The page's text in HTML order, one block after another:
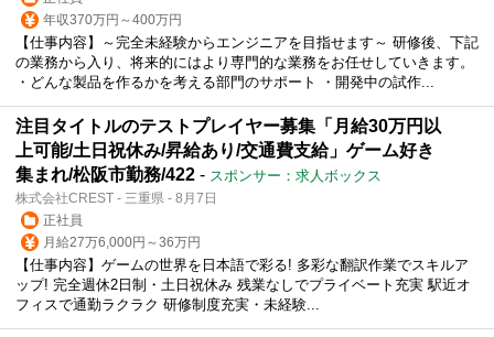
年収370万円～400万円
【仕事内容】～完全未経験からエンジニアを目指せます～ 研修後、下記
の業務から入り、将来的にはより専門的な業務をお任せしていきます。
・どんな製品を作るかを考える部門のサポート ・開発中の試作...
注目タイトルのテストプレイヤー募集「月給30万円以
上可能/土日祝休み/昇給あり/交通費支給」ゲーム好き
集まれ/松阪市勤務/422 - スポンサー：求人ボックス
株式会社CREST - 三重県 - 8月7日
正社員
月給27万6,000円～36万円
【仕事内容】ゲームの世界を日本語で彩る! 多彩な翻訳作業でスキルア
ップ! 完全週休2日制・土日祝休み 残業なしでプライベート充実 駅近オ
フィスで通勤ラクラク 研修制度充実・未経験...